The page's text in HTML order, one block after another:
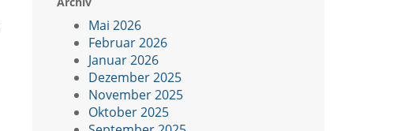
Mai 2026
Februar 2026
Januar 2026
Dezember 2025
November 2025
Oktober 2025